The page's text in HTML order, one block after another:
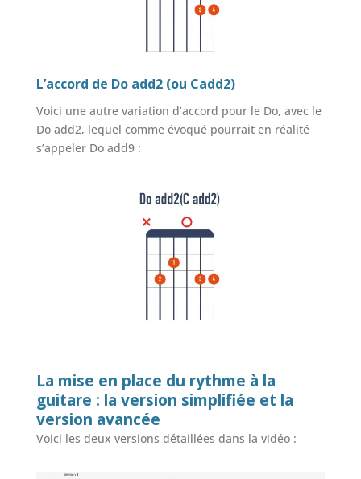
L’accord de Do add2 (ou Cadd2)
Voici une autre variation d’accord pour le Do, avec le
Do add2, lequel comme évoqué pourrait en réalité
s’appeler Do add9 :
La mise en place du rythme à la
guitare : la version simplifiée et la
version avancée
Voici les deux versions détaillées dans la vidéo :